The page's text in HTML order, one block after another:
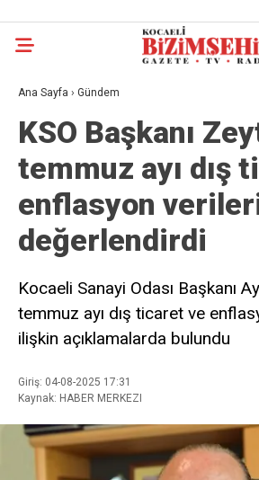
Ana Sayfa › Gündem
KSO Başkanı
temmuz ayı dış
enflasyon
değerlendirdi
Kocaeli Sanayi Odası Başkanı
temmuz ayı dış ticaret ve
ilişkin açıklamalarda bulundu
Giriş: 04-08-2025 17:31
Kaynak: HABER MERKEZI